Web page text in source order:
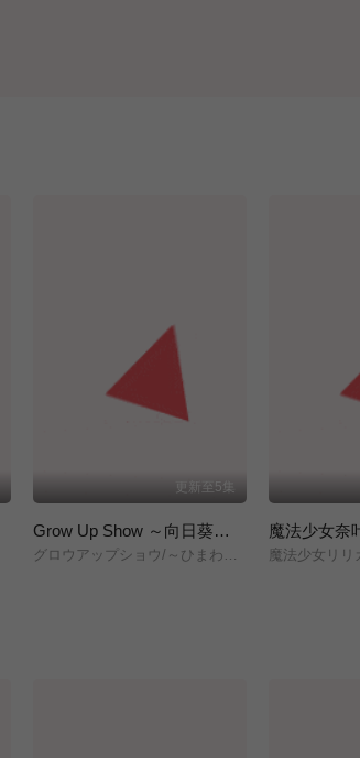
更新至5集
Grow Up Show ～向日葵马戏团～
グロウアップショウ/～ひまわりのサーカス団～/